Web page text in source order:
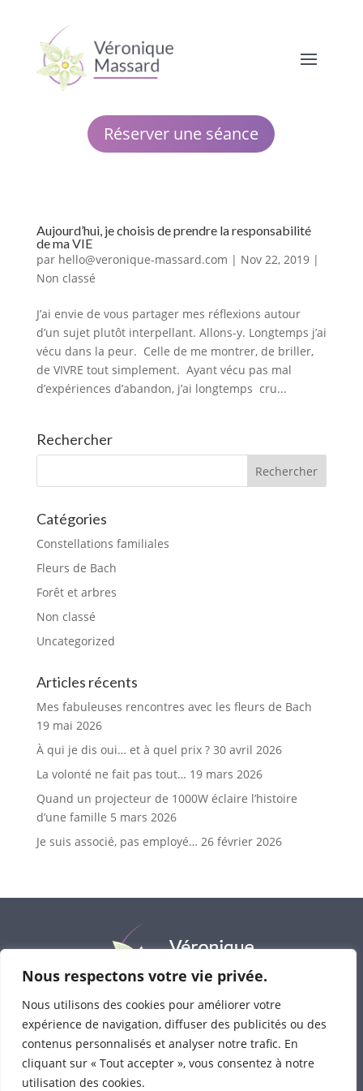
Nous respectons votre vie privée.
Nous utilisons des cookies pour améliorer votre
expérience de navigation, diffuser des publicités ou des
contenus personnalisés et analyser notre trafic. En
cliquant sur « Tout accepter », vous consentez à notre
utilisation des cookies.
Réserver une séance
Aujourd’hui, je choisis de prendre la responsabilité
de ma VIE
par hello@veronique-massard.com | Nov 22, 2019|
Non classé
J’ai envie de vous partager mes réflexions autour
d’un sujet plutôt interpellant. Allons-y. Longtemps j’ai
vécu dans la peur. Celle de me montrer, de briller,
de VIVRE tout simplement. Ayant vécu pas mal
d’expériences d’abandon, j’ai longtemps cru...
Rechercher
Catégories
Constellations familiales
Fleurs de Bach
Forêt et arbres
Non classé
Uncategorized
Articles récents
Mes fabuleuses rencontres avec les fleurs de Bach
19 mai 2026
À qui je dis oui… et à quel prix ? 30 avril 2026
La volonté ne fait pas tout… 19 mars 2026
Quand un projecteur de 1000W éclaire l’histoire
d’une famille 5 mars 2026
Je suis associé, pas employé… 26 février 2026
Véronique Massard © 2023-2025 • Tous droits
réservés
Consultations : avenue Bel-Air 1 à 1330 Rixensart
Photos :Cécile Quenum-Traces de Lumière